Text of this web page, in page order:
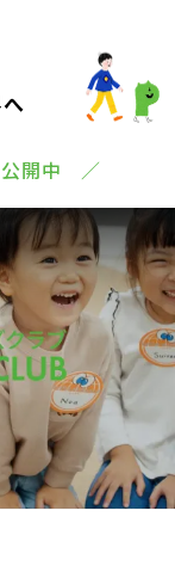
公開中 ／